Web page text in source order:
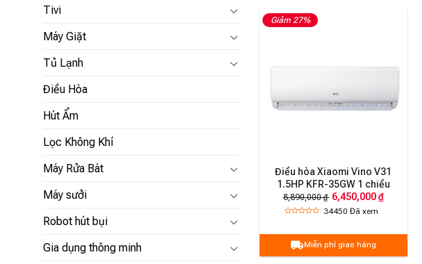
Tivi
Máy Giặt
Tủ Lạnh
Điều Hòa
Hút Ẩm
Lọc Không Khí
Máy Rửa Bát
Máy sưởi
Robot hút bụi
Gia dụng thông minh
Giảm 27%
Điều hòa Xiaomi Vino V31
1.5HP KFR-35GW 1 chiều
8,890,000 ₫ 6,450,000 ₫
34450Đã xem
Miễn phí giao hàng